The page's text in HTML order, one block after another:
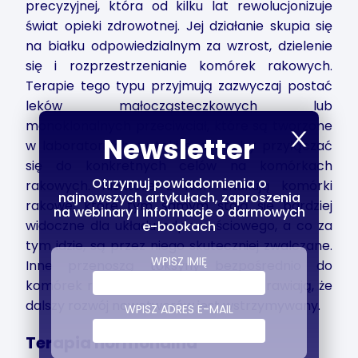
Newsletter
Otrzymuj powiadomienia o
najnowszych artykułach, zaproszenia
na webinary i informacje o darmowych
e-bookach
WPISZ IMIĘ
WPISZ ADRES E-MAIL
precyzyjnej, która od kilku lat rewolucjonizuje
świat opieki zdrowotnej. Jej działanie skupia się
na białku odpowiedzialnym za wzrost, dzielenie
się i rozprzestrzenianie komórek rakowych.
Terapie tego typu przyjmują zazwyczaj postać
leków małocząsteczkowych lub
monoklonalnych przeciwciał, które są tworzone
w laboratoriach, w taki sposób, by przyłączać
się do konkretnych celów na komórkach
rakowych. Niektóre z nich znakują komórki
rakowe, które tym samym stają się bardziej
widoczne dla układu odpornościowego, a co za
tym idzie, są przez niego skuteczniej zwalczane.
Inne przenoszą toksyny bezpośrednio do
komórek rakowych, a jeszcze inne sprawiają, że
dalszy rozwój nowotworów jest wstrzymywany.
Terapia hormonalna